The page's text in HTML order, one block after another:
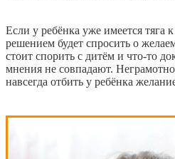
Если у ребёнка уже имеется тяга
решением будет спросить о
стоит спорить с дитём и что-то
мнения не совпадают.
навсегда отбить у ребёнка